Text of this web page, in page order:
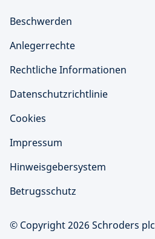
Beschwerden
Anlegerrechte
Rechtliche Informationen
Datenschutzrichtlinie
Cookies
Impressum
Hinweisgebersystem
Betrugsschutz
© Copyright 2026 Schroders plc